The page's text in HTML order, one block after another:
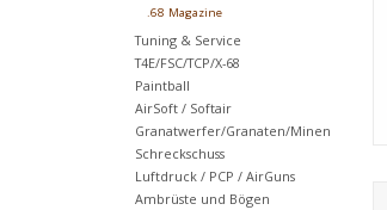
.68 Magazine
Tuning & Service
T4E/FSC/TCP/X-68
Paintball
AirSoft / Softair
Granatwerfer/Granaten/Minen
Schreckschuss
Luftdruck / PCP / AirGuns
Ambrüste und Bögen